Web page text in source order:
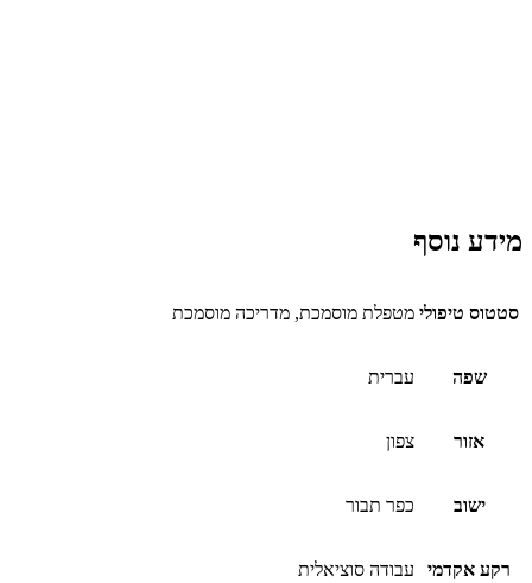
מטפלת מוסמכת, מדריכה מוסמכת
עברית
צפון
כפר תבור
עבודה סוציאלית